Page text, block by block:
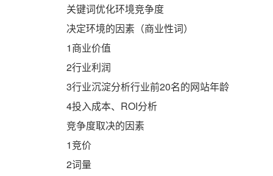
关键词优化环境竞争度
决定环境的因素（商业性词）
1商业价值
2行业利润
3行业沉淀分析行业前20名的网站年龄
4投入成本、ROI分析
竞争度取决的因素
1竞价
2词量